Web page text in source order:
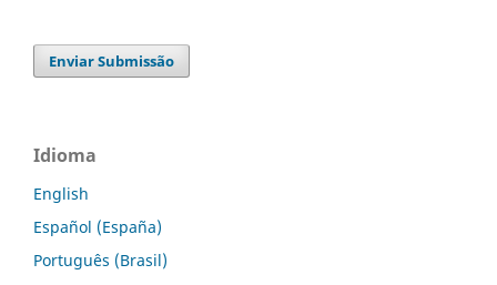
Enviar Submissão
Idioma
English
Español (España)
Português (Brasil)